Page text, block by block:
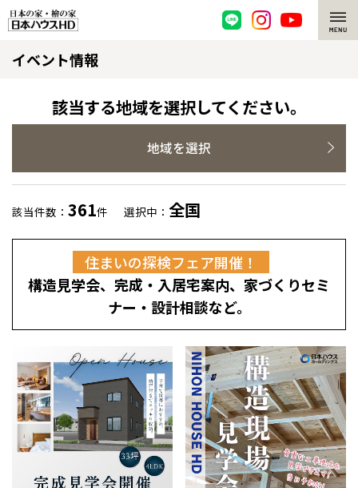
脱炭素・檜の家
環境にやさしい、脱炭素社会の住宅
耐震構造
高耐久住宅
高断熱・高気密の家
エネルギー自給自足
感謝訪問・長期保証
直営工事
1メーターモジュール
選ばれる理由
檜の魅力 トップ
檜と日本人
1000年を超えて生きる檜
知られざる檜の効果・作用
理想の木材「檜」
注文住宅
グレートステージ
平屋の家
外観・インテリア集
リフォーム トップ
選ばれる理由
リフォームの流れ
介護保険利用で快適リフォーム
賃貸併用住宅のメリット
安心のサポートシステム
分譲住宅・土地
分譲マンション
分譲マンション トップ
イベント情報
該当する地域を選択してください。
地域を選択
該当件数： 361件 選択中： 全国
住まいの探検フェア開催！
構造見学会、完成・入居宅案内、家づくりセミ
ナー・設計相談など。